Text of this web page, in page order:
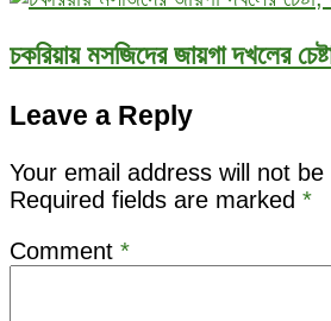
চকরিয়ায় মসজিদের জায়গা দখলের
Leave a Reply
Your email address will not be
Required fields are marked *
Comment *